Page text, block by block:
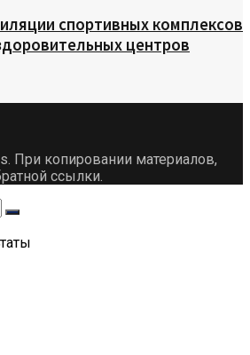
спортивных комплексов
центров
При копировании материалов,
ссылки.